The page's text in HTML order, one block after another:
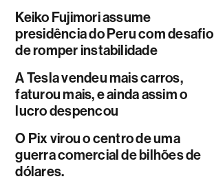
Keiko Fujimori assume
presidência do Peru com desafio
de romper instabilidade
A Tesla vendeu mais carros,
faturou mais, e ainda assim o
lucro despencou
O Pix virou o centro de uma
guerra comercial de bilhões de
dólares.